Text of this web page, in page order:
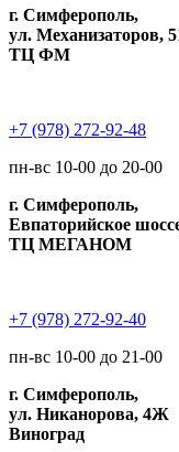
г. Симферополь,
ул. Механизаторов,
ТЦ ФМ
+7 (978) 272-92-48
пн-вс 10-00 до 20-00
г. Симферополь,
Евпаторийское
ТЦ МЕГАНОМ
+7 (978) 272-92-40
пн-вс 10-00 до 21-00
г. Симферополь,
ул. Никанорова, 4Ж
Виноград